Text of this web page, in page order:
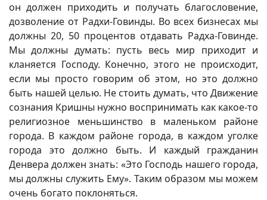
он должен приходить и получать благословение,
дозволение от Радхи-Говинды. Во всех бизнесах мы
должны 20, 50 процентов отдавать Радха-Говинде.
Мы должны думать: пусть весь мир приходит и
кланяется Господу. Конечно, этого не происходит,
если мы просто говорим об этом, но это должно
быть нашей целью. Не стоить думать, что Движение
сознания Кришны нужно воспринимать как какое-то
религиозное меньшинство в маленьком районе
города. В каждом районе города, в каждом уголке
города это должно быть. И каждый гражданин
Денвера должен знать: «Это Господь нашего города,
мы должны служить Ему». Таким образом мы можем
очень богато поклоняться.